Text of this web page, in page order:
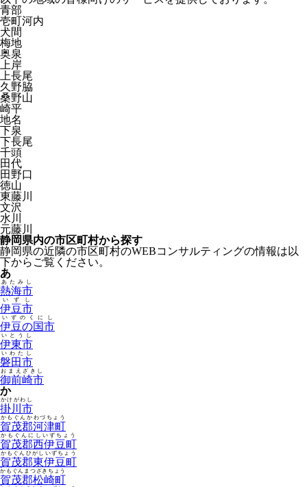
青部
壱町河内
犬間
梅地
奥泉
上岸
上長尾
久野脇
桑野山
崎平
地名
下泉
下長尾
千頭
田代
田野口
徳山
東藤川
文沢
水川
元藤川
静岡県内の市区町村から探す
静岡県の近隣の市区町村のWEBコンサルティングの情報は以
下からご覧ください。
あ
熱海市
あたみし
伊豆市
いずし
伊豆の国市
いずのくにし
伊東市
いとうし
磐田市
いわたし
御前崎市
おまえざきし
か
掛川市
かけがわし
賀茂郡河津町
かもぐんかわづちょう
賀茂郡西伊豆町
かもぐんにしいずちょう
賀茂郡東伊豆町
かもぐんひがしいずちょう
賀茂郡松崎町
かもぐんまつざきちょう